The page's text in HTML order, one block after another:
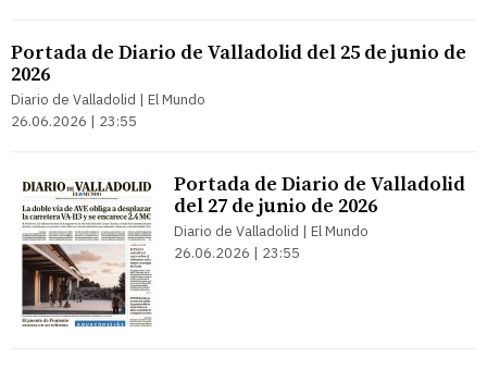
Portada de Diario de Valladolid del 25 de junio de
2026
Diario de Valladolid | El Mundo
26.06.2026 | 23:55
Portada de Diario de Valladolid
del 27 de junio de 2026
Diario de Valladolid | El Mundo
26.06.2026 | 23:55